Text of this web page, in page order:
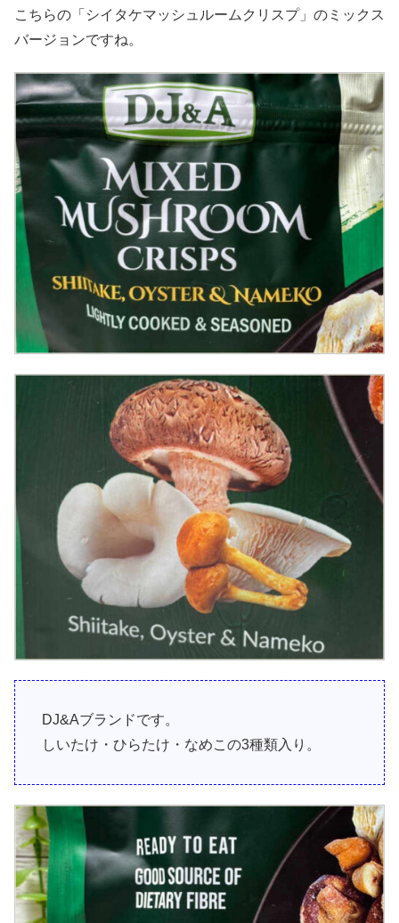
こちらの「シイタケマッシュルームクリスプ」のミックス
バージョンですね。
DJ&Aブランドです。
しいたけ・ひらたけ・なめこの3種類入り。